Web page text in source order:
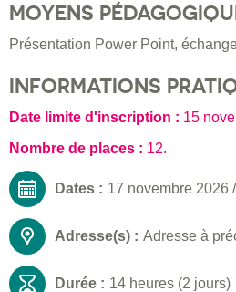
MOYENS
Présentation Power Point,
INFORMATIONS
Date limite d'inscription : 15
Nombre de places : 12.
Dates : 17 novembre 2026 /
Adresse(s) : Adresse à
Durée : 14 heures (2 jours)